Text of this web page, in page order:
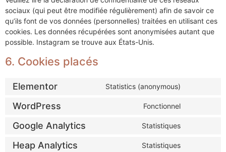
sociaux (qui peut être modifiée régulièrement) afin de savoir ce
qu’ils font de vos données (personnelles) traitées en utilisant ces
cookies. Les données récupérées sont anonymisées autant que
possible. Instagram se trouve aux États-Unis.
6. Cookies placés
Elementor Statistics (anonymous)
WordPress Fonctionnel
Google Analytics Statistiques
Heap Analytics Statistiques